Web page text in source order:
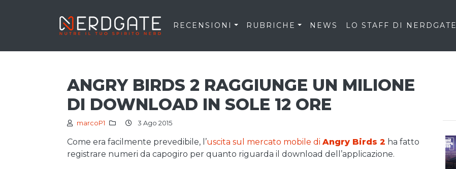
RECENSIONI RUBRICHE NEWS LO STAFF DI NERDGATE
ANGRY BIRDS 2 RAGGIUNGE UN MILIONE
DI DOWNLOAD IN SOLE 12 ORE
marcoP1 3 Ago 2015
Come era facilmente prevedibile, l’uscita sul mercato mobile di Angry Birds 2 ha fatto
registrare numeri da capogiro per quanto riguarda il download dell’applicazione.